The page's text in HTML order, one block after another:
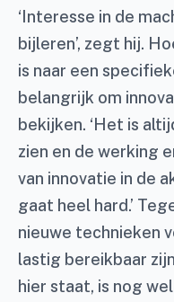
‘Interesse in de
bijleren’, zegt hij.
is naar een
belangrijk om
bekijken. ‘Het is
zien en de werking
van innovatie in de
gaat heel hard.’
nieuwe technieken
lastig bereikbaar
hier staat, is nog